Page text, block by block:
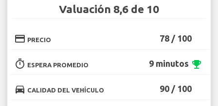
Valuación 8,6 de 10
credit_card PRECIO 78 / 100
timer ESPERA PROMEDIO 9 minutos emoji_events
directions_car CALIDAD DEL VEHÍCULO 90 / 100